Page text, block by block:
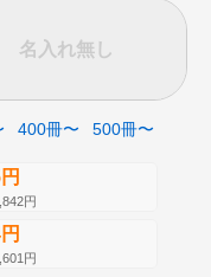
名入れ無し
400冊〜 500冊〜
円
円